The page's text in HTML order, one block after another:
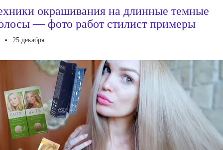
окрашивания на длинные темные
— фото работ стилист примеры
25 декабря